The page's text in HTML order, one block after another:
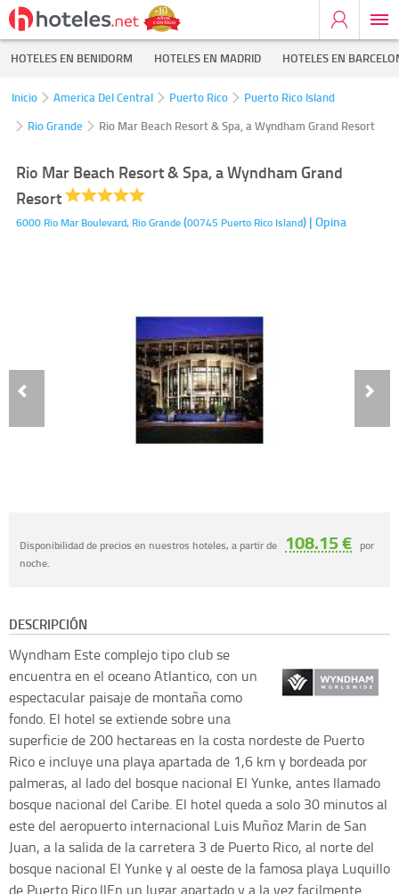
HOTELES EN BENIDORM HOTELES EN MADRID HOTELES EN
Inicio America Del Central Puerto Rico
Puerto Rico Island
Rio Grande
Rio Mar Beach Resort & Spa, a Wyndham Grand Resort
Rio Mar Beach Resort & Spa, a Wyndham Grand
Resort
6000 Rio Mar Boulevard, Rio Grande(00745 Puerto Rico Island) | Opina
Disponibilidad de precios en nuestros hoteles, a partir de 108.15 € por
noche.
DESCRIPCIÓN
Wyndham Este complejo tipo club se
encuentra en el oceano Atlantico, con un
espectacular paisaje de montaña como
fondo. El hotel se extiende sobre una
superficie de 200 hectareas en la costa nordeste de Puerto
Rico e incluye una playa apartada de 1,6 km y bordeada por
palmeras, al lado del bosque nacional El Yunke, antes llamado
bosque nacional del Caribe. El hotel queda a solo 30 minutos al
este del aeropuerto internacional Luis Muñoz Marin de San
Juan, a la salida de la carretera 3 de Puerto Rico, al norte del
bosque nacional El Yunke y al oeste de la famosa playa Luquillo
de Puerto Rico.||En un lugar apartado y a la vez facilmente